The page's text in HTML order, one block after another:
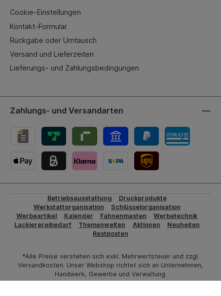
Cookie-Einstellungen
Kontakt-Formular
Rückgabe oder Umtausch
Versand und Lieferzeiten
Lieferungs- und Zahlungsbedingungen
Zahlungs- und Versandarten
Betriebsausstattung
Druckprodukte
Werkstattorganisation
Schlüsselorganisation
Werbeartikel
Kalender Fahnenmasten
Werbetechnik
Lackierereibedarf
Themenwelten Aktionen
Neuheiten
Restposten
*Alle Preise verstehen sich exkl. Mehrwertsteuer und zzgl.
Versandkosten. Unser Webshop richtet sich an Unternehmen,
Handwerk, Gewerbe und Verwaltung.